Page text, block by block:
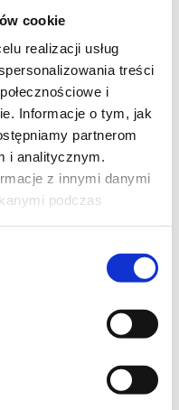
cookie
realizacji usług
treści
i
Informacje o tym, jak
partnerom
i analitycznym.
z innymi danymi
podczas
2D napisy
watażkowie wciąż są
Nowa Republika,
łowcy nagród, Dina